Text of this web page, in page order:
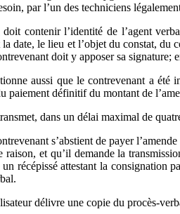
par l’un des techniciens
contenir l’identité de l’agent
date, le lieu et l’objet du constat, du
doit y apposer sa signature;
aussi que le contrevenant a
paiement définitif du montant de
dans un délai maximal de
s’abstient de payer
raison, et qu’il demande la
récépissé attestant la consignation
délivre une copie du procès-